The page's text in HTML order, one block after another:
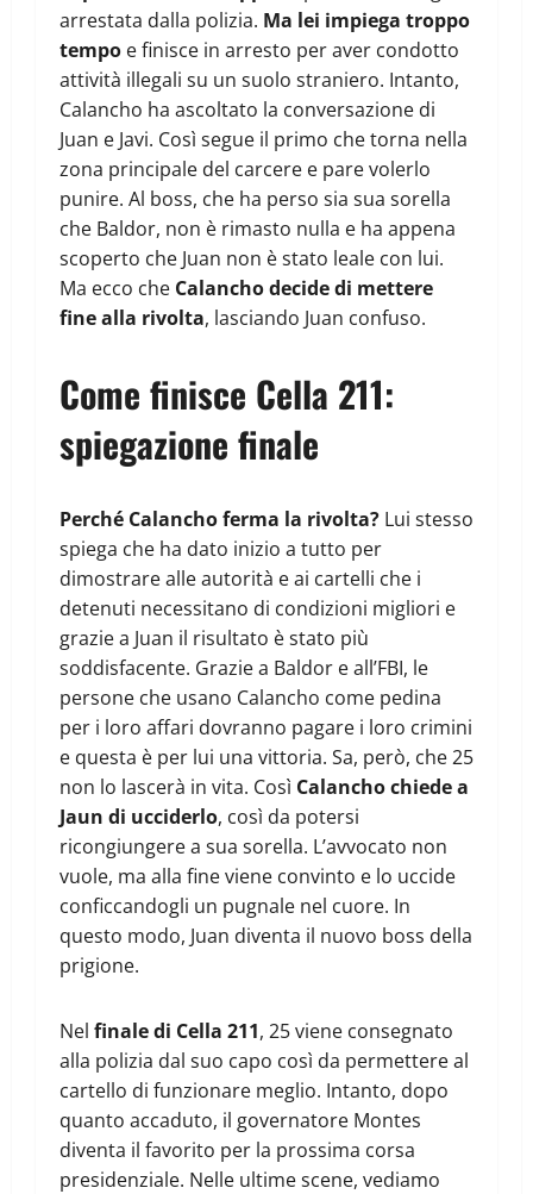
arrestata dalla polizia. Ma lei impiega troppo
tempo e finisce in arresto per aver condotto
attività illegali su un suolo straniero. Intanto,
Calancho ha ascoltato la conversazione di
Juan e Javi. Così segue il primo che torna nella
zona principale del carcere e pare volerlo
punire. Al boss, che ha perso sia sua sorella
che Baldor, non è rimasto nulla e ha appena
scoperto che Juan non è stato leale con lui.
Ma ecco che Calancho decide di mettere
fine alla rivolta, lasciando Juan confuso.
Come finisce Cella 211:
spiegazione finale
Perché Calancho ferma la rivolta? Lui stesso
spiega che ha dato inizio a tutto per
dimostrare alle autorità e ai cartelli che i
detenuti necessitano di condizioni migliori e
grazie a Juan il risultato è stato più
soddisfacente. Grazie a Baldor e all’FBI, le
persone che usano Calancho come pedina
per i loro affari dovranno pagare i loro crimini
e questa è per lui una vittoria. Sa, però, che 25
non lo lascerà in vita. Così Calancho chiede a
Jaun di ucciderlo, così da potersi
ricongiungere a sua sorella. L’avvocato non
vuole, ma alla fine viene convinto e lo uccide
conficcandogli un pugnale nel cuore. In
questo modo, Juan diventa il nuovo boss della
prigione.
Nel finale di Cella 211, 25 viene consegnato
alla polizia dal suo capo così da permettere al
cartello di funzionare meglio. Intanto, dopo
quanto accaduto, il governatore Montes
diventa il favorito per la prossima corsa
presidenziale. Nelle ultime scene, vediamo